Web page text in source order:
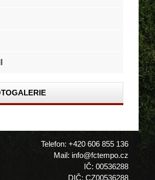
Telefon: +420 606 855 136
Mail: info@fctempo.cz
IČ: 00536288
DIČ: CZ00536288